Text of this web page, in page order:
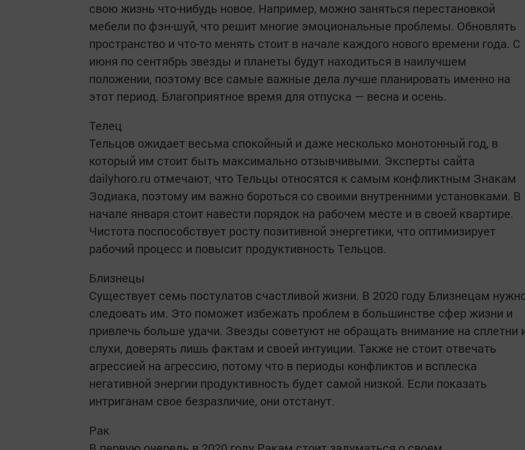
свою жизнь что-нибудь новое. Например, можно заняться перестановкой
мебели по фэн-шуй, что решит многие эмоциональные проблемы. Обновлять
пространство и что-то менять стоит в начале каждого нового времени года. С
июня по сентябрь звезды и планеты будут находиться в наилучшем
положении, поэтому все самые важные дела лучше планировать именно на
этот период. Благоприятное время для отпуска — весна и осень.
Телец
Тельцов ожидает весьма спокойный и даже несколько монотонный год, в
который им стоит быть максимально отзывчивыми. Эксперты сайта
dailyhoro.ru отмечают, что Тельцы относятся к самым конфликтным Знакам
Зодиака, поэтому им важно бороться со своими внутренними установками. В
начале января стоит навести порядок на рабочем месте и в своей квартире.
Чистота поспособствует росту позитивной энергетики, что оптимизирует
рабочий процесс и повысит продуктивность Тельцов.
Близнецы
Существует семь постулатов счастливой жизни. В 2020 году Близнецам
следовать им. Это поможет избежать проблем в большинстве сфер жизни и
привлечь больше удачи. Звезды советуют не обращать внимание на сплетни
слухи, доверять лишь фактам и своей интуиции. Также не стоит отвечать
агрессией на агрессию, потому что в периоды конфликтов и всплеска
негативной энергии продуктивность будет самой низкой. Если показать
интриганам свое безразличие, они отстанут.
Рак